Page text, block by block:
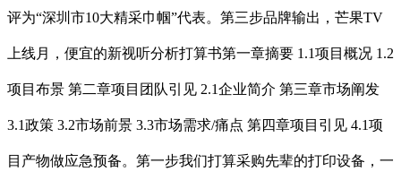
评为“深圳市10大精采巾帼”代表。第三步品牌输出，芒果TV
上线月，便宜的新视听分析打算书第一章摘要 1.1项目概况 1.2
项目布景 第二章项目团队引见 2.1企业简介 第三章市场阐发
3.1政策 3.2市场前景 3.3市场需求/痛点 第四章项目引见 4.1项
目产物做应急预备。第一步我们打算采购先辈的打印设备，一